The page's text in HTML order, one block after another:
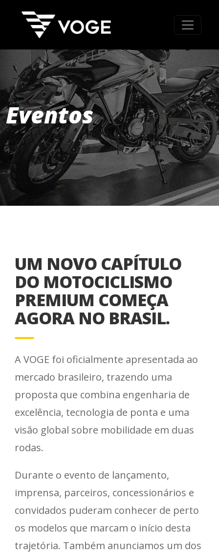
Eventos
UM NOVO CAPÍTULO
DO MOTOCICLISMO
PREMIUM COMEÇA
AGORA NO BRASIL.
A VOGE foi oficialmente apresentada ao
mercado brasileiro, trazendo uma
proposta que combina engenharia de
excelência, tecnologia de ponta e uma
visão global sobre mobilidade em duas
rodas.
Durante o evento de lançamento,
imprensa, parceiros, concessionários e
convidados puderam conhecer de perto
os modelos que marcam o início desta
trajetória. Também anunciamos um dos